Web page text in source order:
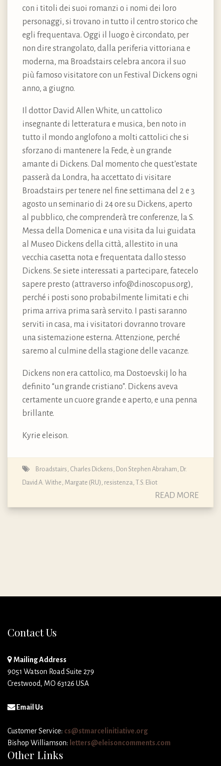
con i titoli dei suoi romanzi o i nomi dei loro
personaggi, si trovano in tutto il centro storico che
egli frequentava. Oggi il luogo è circondato, per
non dire strangolato, dalla periferia vittoriana e
moderna, ma Broadstairs celebra ancora il suo
più famoso visitatore con un Festival Dickens ogni
anno, a giugno.
Il dottor David Allen White, un cattolico
insegnante di letteratura e musica, ben noto in
tutto il mondo anglofono a molti cattolici che si
sforzano di mantenere la Fede, è un grande
amante di Dickens. Dal momento che quest’estate
passerà da Londra, ha accettato di visitare
Broadstairs per tenere nel fine settimana del 2 e 3
agosto un seminario di 24 ore su Dickens, aperto
al pubblico, che comprenderà tre conferenze, la S.
Messa della Domenica e una visita da lui guidata
al Museo Dickens della città, allestito in una
vecchia casetta nota e frequentata dallo stesso
Dickens. Se siete interessati a partecipare, fatecelo
sapere presto (attraverso info@dinoscopus.org),
perché i posti sono probabilmente limitati e chi
prima arriva prima sarà servito. I pasti saranno
serviti in casa, ma i visitatori dovranno trovare
una sistemazione esterna. Attenzione, perché
saremo al culmine della stagione delle vacanze.
Dickens non era cattolico, ma Dostoevskij lo ha
definito “un grande cristiano”. Dickens aveva
certamente un cuore grande e aperto, e una penna
brillante.
Kyrie eleison.
Broadstairs Charles Dickens Don Stephen Abraham Dr.
David A. Withe Margate (RU) resistenza T.S. Eliot
READ MORE
Contact Us
Mailing Address
9051 Watson Road Suite 279
Crestwood, MO 63126 USA
Email Us
Customer Service: cs@stmarcelinitiative.org
Bishop Williamson: letters@eleisoncomments.com
Other Links